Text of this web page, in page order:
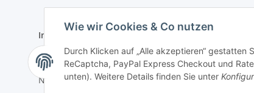
Wie wir Cookies & Co nutzen
Durch Klicken auf „Alle akzeptieren“ gestatten
ReCaptcha, PayPal Express Checkout und
unten). Weitere Details finden Sie unter
Informationen
Zahlungsmöglichkeiten
Newsletter
AGB